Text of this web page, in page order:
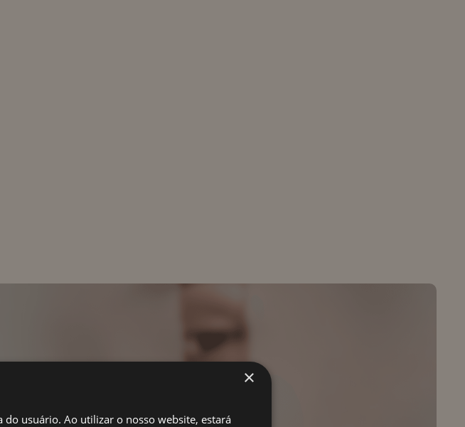
×
do usuário. Ao utilizar o nosso website, estará